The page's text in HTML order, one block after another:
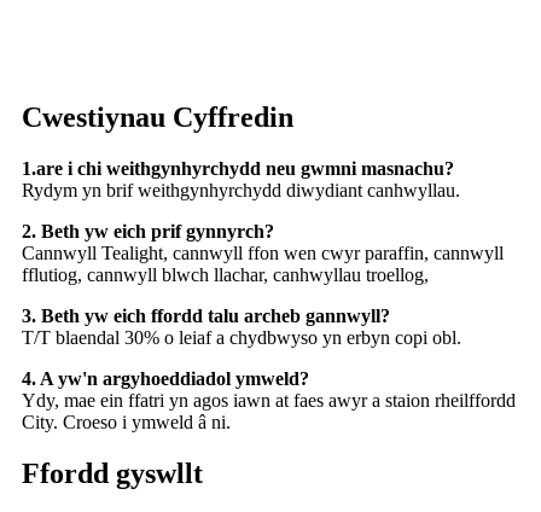
Cwestiynau Cyffredin
1.are i chi weithgynhyrchydd neu gwmni masnachu?
Rydym yn brif weithgynhyrchydd diwydiant canhwyllau.
2. Beth yw eich prif gynnyrch?
Cannwyll Tealight, cannwyll ffon wen cwyr paraffin, cannwyll
fflutiog, cannwyll blwch llachar, canhwyllau troellog,
3. Beth yw eich ffordd talu archeb gannwyll?
T/T blaendal 30% o leiaf a chydbwyso yn erbyn copi obl.
4. A yw'n argyhoeddiadol ymweld?
Ydy, mae ein ffatri yn agos iawn at faes awyr a staion rheilffordd
City. Croeso i ymweld â ni.
Ffordd gyswllt